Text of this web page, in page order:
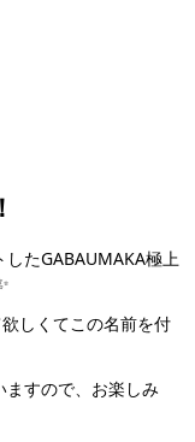
たGABAUMAKA極上
しくてこの名前を付
すので、お楽しみ